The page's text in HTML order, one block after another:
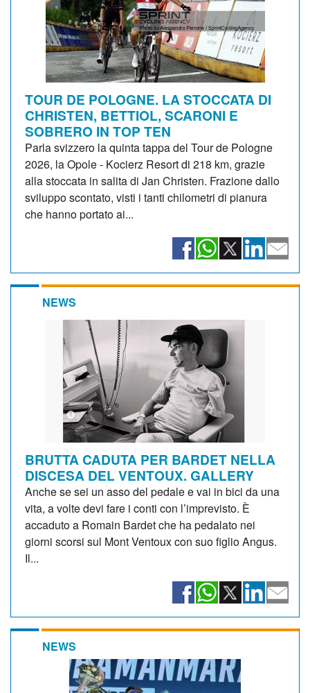
TOUR DE POLOGNE. LA STOCCATA DI
CHRISTEN, BETTIOL, SCARONI E
SOBRERO IN TOP TEN
Parla svizzero la quinta tappa del Tour de Pologne
2026, la Opole - Kocierz Resort di 218 km, grazie
alla stoccata in salita di Jan Christen. Frazione dallo
sviluppo scontato, visti i tanti chilometri di pianura
che hanno portato ai...
NEWS
BRUTTA CADUTA PER BARDET NELLA
DISCESA DEL VENTOUX. GALLERY
Anche se sei un asso del pedale e vai in bici da una
vita, a volte devi fare i conti con l’imprevisto. È
accaduto a Romain Bardet che ha pedalato nei
giorni scorsi sul Mont Ventoux con suo figlio Angus.
Il...
NEWS